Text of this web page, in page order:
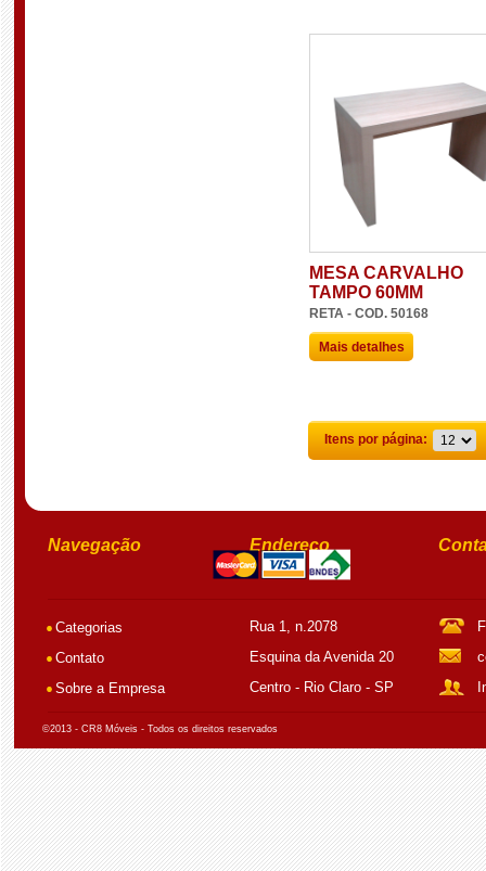
MESA CARVALHO
TAMPO 60MM
RETA - COD. 50168
Mais detalhes
Itens por página:
Navegação Endereço
Categorias
Contato
Sobre a Empresa
Rua 1, n.2078
Esquina da Avenida 20
Centro - Rio Claro - SP
©2013 - CR8 Móveis - Todos os direitos reservados